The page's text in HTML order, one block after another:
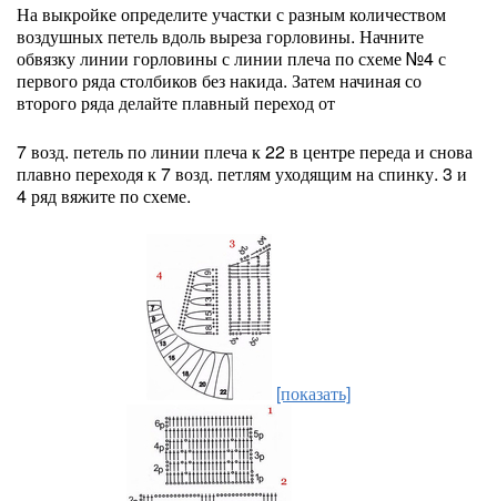
На выкройке определите участки с разным количеством
воздушных петель вдоль выреза горловины. Начните
обвязку линии горловины с линии плеча по схеме №4 с
первого ряда столбиков без накида. Затем начиная со
второго ряда делайте плавный переход от
7 возд. петель по линии плеча к 22 в центре переда и снова
плавно переходя к 7 возд. петлям уходящим на спинку. 3 и
4 ряд вяжите по схеме.
[показать]